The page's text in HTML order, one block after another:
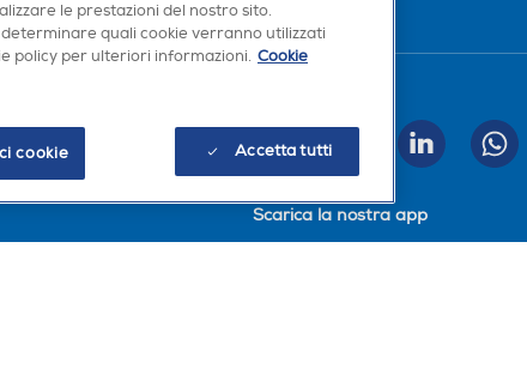
Scarica la nostra app
le prestazioni del nostro sito.
quali cookie verranno utilizzati
policy per ulteriori informazioni. Cookie
Accetta tutti
cookie